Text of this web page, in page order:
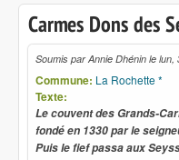
Carmes Dons des
Soumis parAnnie Dhénin le lun,
Commune: La Rochette *
Texte:
Le couvent des Grands-
fondé en 1330 par le
Puis le fief passa aux